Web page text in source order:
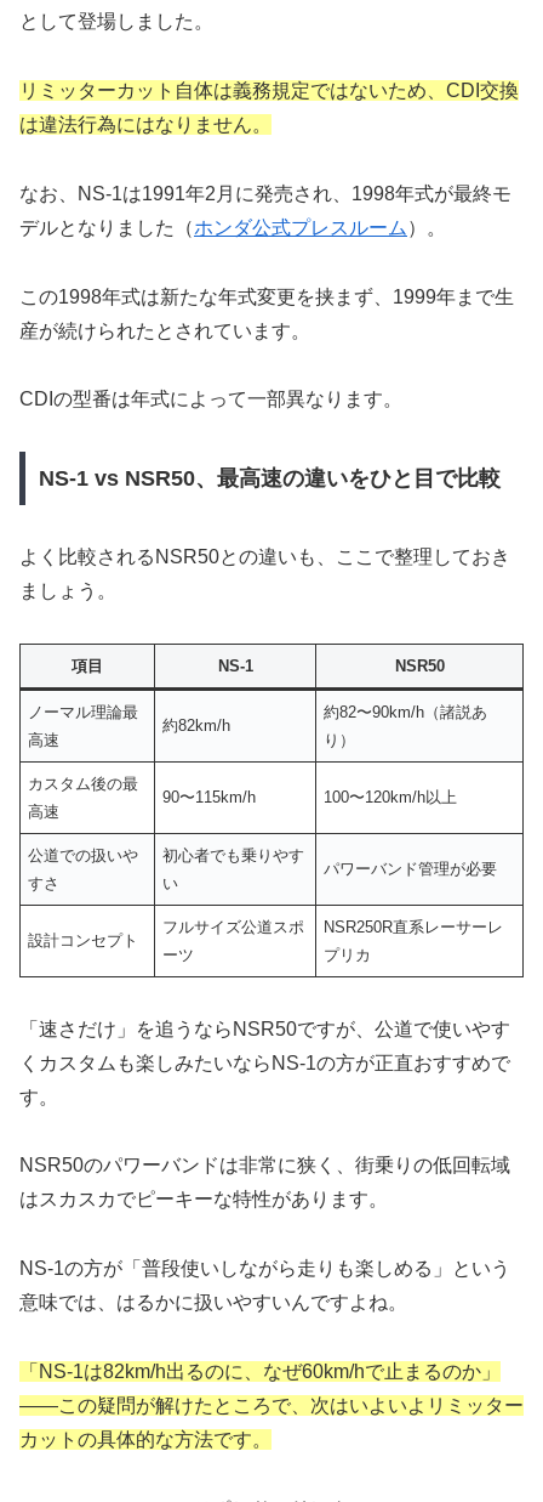
として登場しました。
リミッターカット自体は義務規定ではないため、CDI交換
は違法行為にはなりません。
なお、NS-1は1991年2月に発売され、1998年式が最終モ
デルとなりました（ホンダ公式プレスルーム ）。
この1998年式は新たな年式変更を挟まず、1999年まで生
産が続けられたとされています。
CDIの型番は年式によって一部異なります。
NS-1 vs NSR50、最高速の違いをひと目で比較
よく比較されるNSR50との違いも、ここで整理しておき
ましょう。
項目 NS-1 NSR50
ノーマル理論最
高速
約82km/h
約82〜90km/h（諸説あ
り）
カスタム後の最
高速
90〜115km/h 100〜120km/h以上
公道での扱いや
すさ
初心者でも乗りやす
い
パワーバンド管理が必要
設計コンセプト
フルサイズ公道スポ
ーツ
NSR250R直系レーサーレ
プリカ
「速さだけ」を追うならNSR50ですが、公道で使いやす
くカスタムも楽しみたいならNS-1の方が正直おすすめで
す。
NSR50のパワーバンドは非常に狭く、街乗りの低回転域
はスカスカでピーキーな特性があります。
NS-1の方が「普段使いしながら走りも楽しめる」という
意味では、はるかに扱いやすいんですよね。
「NS-1は82km/h出るのに、なぜ60km/hで止まるのか」
——この疑問が解けたところで、次はいよいよリミッター
カットの具体的な方法です。